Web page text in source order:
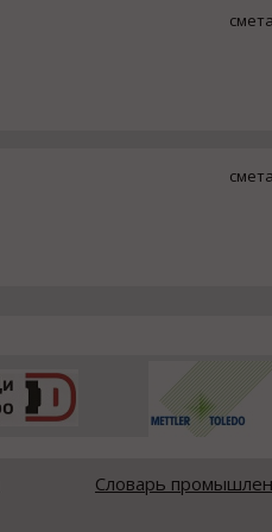
смета
смета
Словарь